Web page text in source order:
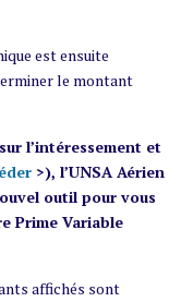
est ensuite
le montant
l’intéressement et
>), l’UNSA Aérien
outil pour vous
Prime Variable
affichés sont